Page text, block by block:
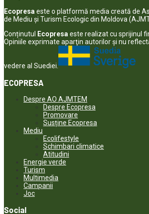
Ecopresa este o platformă media creată de
de Mediu și Turism Ecologic din Moldova
Conținutul
Ecopresa este realizat cu sprijinul
Opiniile exprimate aparţin autorilor şi nu
vedere al Suediei.
ECOPRESA
Despre AO AJMTEM
Despre Ecopresa
Promovare
Susține Ecopresa
Mediu
Ecolifestyle
Schimbari climatice
Atitudini
Energie verde
Turism
Multimedia
Campanii
Joc
Social